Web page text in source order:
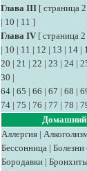
Глава III [ страница 2
| 10 | 11 ]
Глава IV [ страница 2
| 10 | 11 | 12 | 13 | 14 |
20 | 21 | 22 | 23 | 24 |
30 |
64 | 65 | 66 | 67 | 68 |
74 | 75 | 76 | 77 | 78 |
Домашний
Аллергия |
Бессонница | Болезни
Бородавки |